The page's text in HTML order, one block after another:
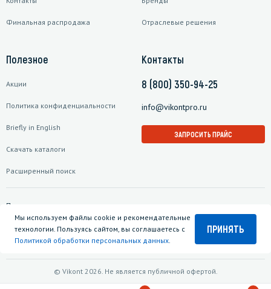
Финальная распродажа Отраслевые решения
Полезное
Акции
Политика конфиденциальности
Briefly in English
Скачать каталоги
Расширенный поиск
Контакты
8 (800) 350-94-25
info@vikontpro.ru
ЗАПРОСИТЬ ПРАЙС
© Vikont 2026. Не является публичной офертой.
Подписаться на рассылку
Мы используем файлы cookie и рекомендательные
технологии. Пользуясь сайтом, вы соглашаетесь с
Политикой обработки персональных данных.
ПРИНЯТЬ